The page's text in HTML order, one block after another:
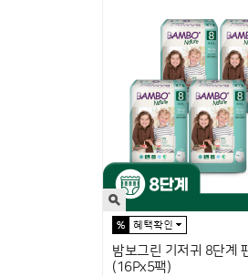
밤보그린 기저귀 8단계
(16Px5팩)